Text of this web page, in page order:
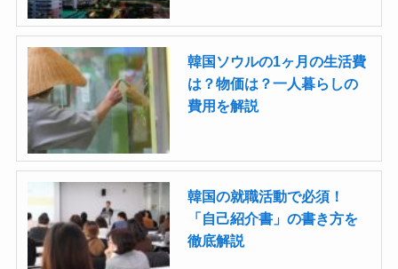
韓国ソウルの1ヶ月の生活費
は？物価は？一人暮らしの
費用を解説
韓国の就職活動で必須！
「自己紹介書」の書き方を
徹底解説